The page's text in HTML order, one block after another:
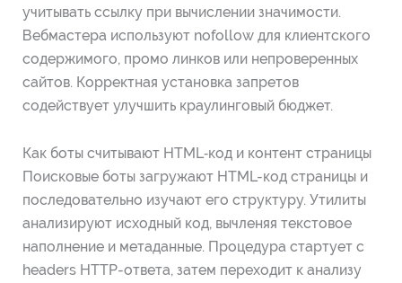
учитывать ссылку при вычислении значимости.
Вебмастера используют nofollow для клиентского
содержимого, промо линков или непроверенных
сайтов. Корректная установка запретов
содействует улучшить краулинговый бюджет.
Как боты считывают HTML‑код и контент страницы
Поисковые боты загружают HTML-код страницы и
последовательно изучают его структуру. Утилиты
анализируют исходный код, вычленяя текстовое
наполнение и метаданные. Процедура стартует с
headers HTTP-ответа, затем переходит к анализу